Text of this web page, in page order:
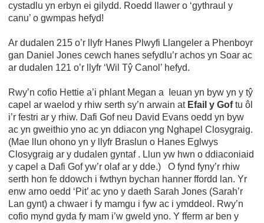
cystadlu yn erbyn ei gilydd. Roedd llawer o ‘gythraul y
canu’ o gwmpas hefyd!
Ar dudalen 215 o’r llyfr Hanes Plwyfi Llangeler a Phenboyr
gan Daniel Jones cewch hanes sefydlu’r achos yn Soar ac
ar dudalen 121 o’r llyfr ‘Wil Tŷ Canol’ hefyd.
Rwy’n cofio Hettie a’i phlant Megan a Ieuan yn byw yn y tŷ
capel ar waelod y rhiw serth sy’n arwain atEfail y Goftu ôl
i’r festri ar y rhiw. Dafi Gof neu David Evans oedd yn byw
ac yn gweithio yno ac yn ddiacon yng Nghapel Closygraig.
(Mae llun ohono yn y llyfr Braslun o Hanes Eglwys
Closygraig ar y dudalen gyntaf . Llun yw hwn o ddiaconiaid
y capel a Dafi Gof yw’r olaf ar y dde.) O fynd fyny’r rhiw
serth hon fe ddowch i fwthyn bychan hanner ffordd lan. Yr
enw arno oedd ‘Pit’ ac yno y daeth Sarah Jones (Sarah’r
Lan gynt) a chwaer i fy mamgu i fyw ac i ymddeol. Rwy’n
cofio mynd gyda fy mam i’w gweld yno. Y fferm ar ben y